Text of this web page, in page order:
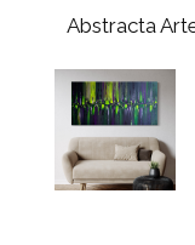
Abstracta